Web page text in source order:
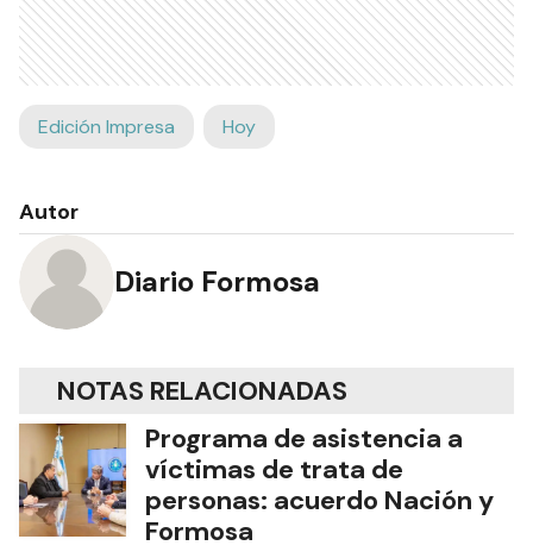
Edición Impresa Hoy
Autor
Diario Formosa
NOTAS RELACIONADAS
Programa de asistencia a
víctimas de trata de
personas: acuerdo Nación y
Formosa